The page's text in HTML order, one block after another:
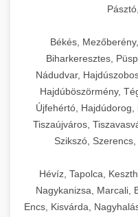
Békés,
Biharkeresztes,
Nádudvar,
Hajdúböszörmény,
Újfehértó, Hajdúdorog,
Tiszaújváros,
Szikszó,
Hévíz, Tapolca,
Nagykanizsa, Marcali,
Encs, Kisvárda,